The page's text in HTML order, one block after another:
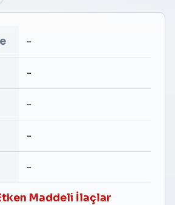
-
-
-
-
-
Maddeli İlaçlar